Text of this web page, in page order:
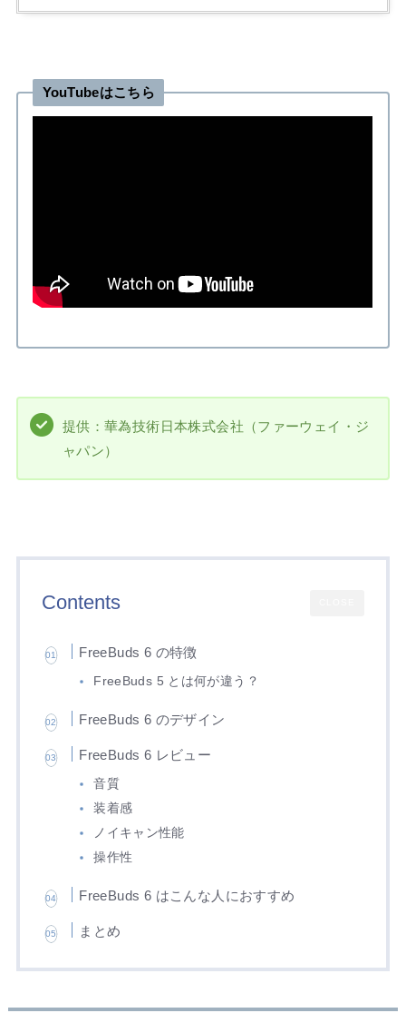
YouTubeはこちら
提供：華為技術日本株式会社（ファーウェイ・ジ
ャパン）
Contents
FreeBuds 6 の特徴
FreeBuds 5 とは何が違う？
FreeBuds 6 のデザイン
FreeBuds 6 レビュー
音質
装着感
ノイキャン性能
操作性
FreeBuds 6 はこんな人におすすめ
まとめ